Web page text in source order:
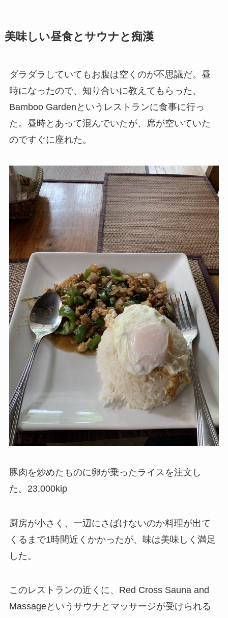
美味しい昼食とサウナと痴漢
ダラダラしていてもお腹は空くのが不思議だ。昼
時になったので、知り合いに教えてもらった、
Bamboo Gardenというレストランに食事に行っ
た。昼時とあって混んでいたが、席が空いていた
のですぐに座れた。
豚肉を炒めたものに卵が乗ったライスを注文し
た。23,000kip
厨房が小さく、一辺にさばけないのか料理が出て
くるまで1時間近くかかったが、味は美味しく満足
した。
このレストランの近くに、Red Cross Sauna and
Massageというサウナとマッサージが受けられる